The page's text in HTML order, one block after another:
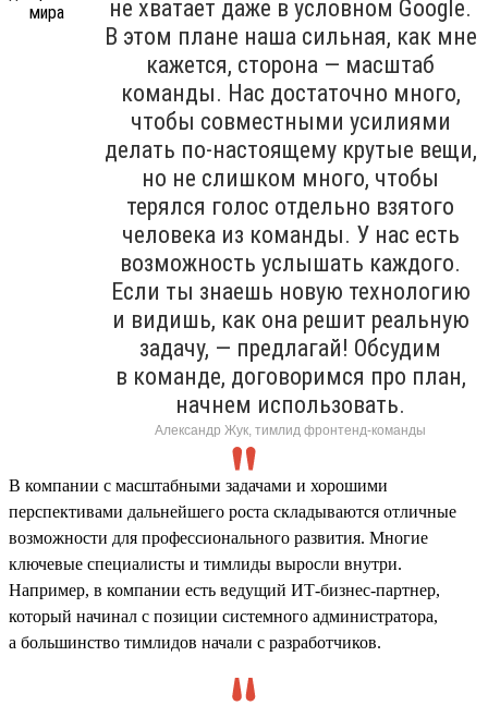
не хватает даже в условном Google.
В этом плане наша сильная, как мне
кажется, сторона — масштаб
команды. Нас достаточно много,
чтобы совместными усилиями
делать по-настоящему крутые вещи,
но не слишком много, чтобы
терялся голос отдельно взятого
человека из команды. У нас есть
возможность услышать каждого.
Если ты знаешь новую технологию
и видишь, как она решит реальную
задачу, — предлагай! Обсудим
в команде, договоримся про план,
начнем использовать.
Александр Жук, тимлид фронтенд-команды
В компании с масштабными задачами и хорошими
перспективами дальнейшего роста складываются отличные
возможности для профессионального развития. Многие
ключевые специалисты и тимлиды выросли внутри.
Например, в компании есть ведущий ИТ-бизнес-партнер,
который начинал с позиции системного администратора,
а большинство тимлидов начали с разработчиков.